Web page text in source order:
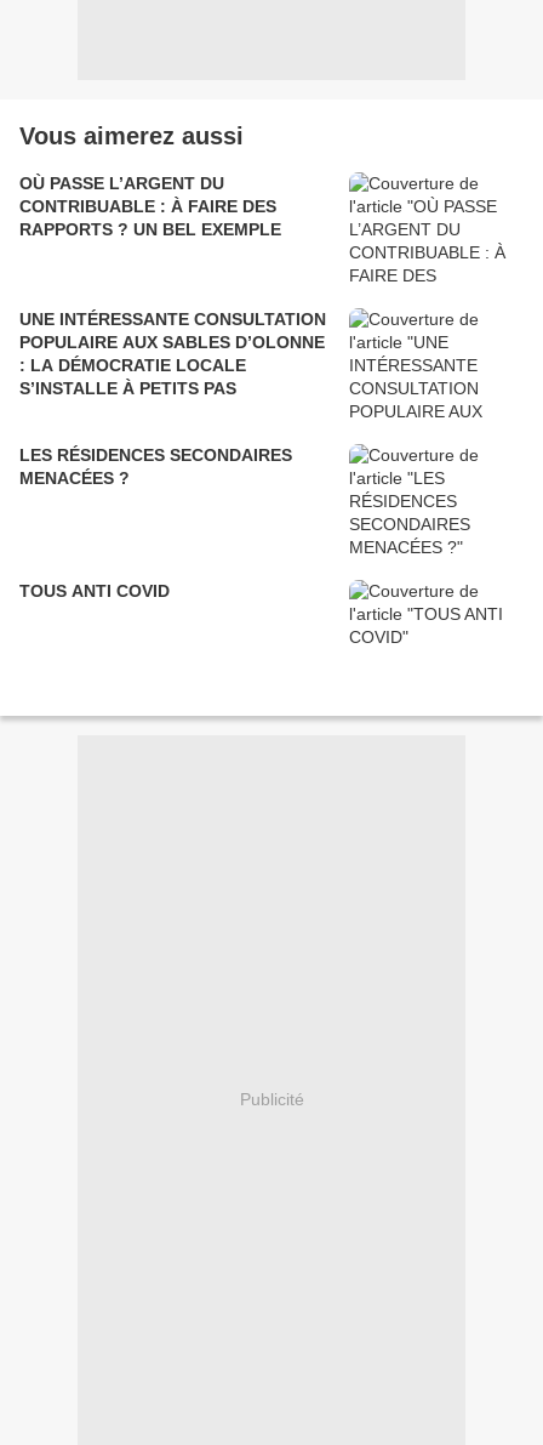
Vous aimerez aussi
OÙ PASSE L’ARGENT DU
CONTRIBUABLE : À FAIRE DES
RAPPORTS ? UN BEL EXEMPLE
UNE INTÉRESSANTE CONSULTATION
POPULAIRE AUX SABLES D’OLONNE
: LA DÉMOCRATIE LOCALE
S’INSTALLE À PETITS PAS
LES RÉSIDENCES SECONDAIRES
MENACÉES ?
TOUS ANTI COVID
Publicité